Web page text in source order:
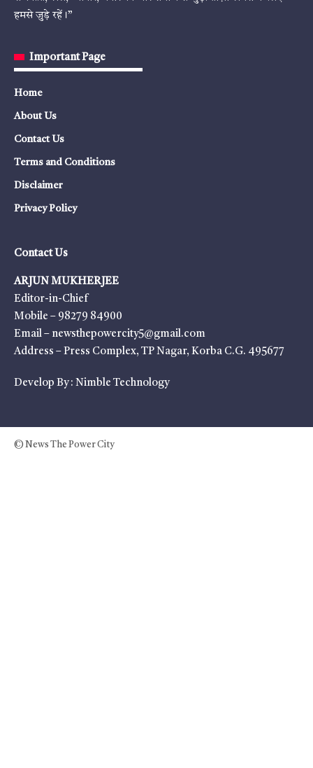
हमसे जुड़े रहें।”
Important Page
Home
About Us
Contact Us
Terms and Conditions
Disclaimer
Privacy Policy
Contact Us
ARJUN MUKHERJEE
Editor-in-Chief
Mobile – 98279 84900
Email – newsthepowercity5@gmail.com
Address – Press Complex, TP Nagar, Korba C.G. 495677
Develop By : Nimble Technology
© News The Power City